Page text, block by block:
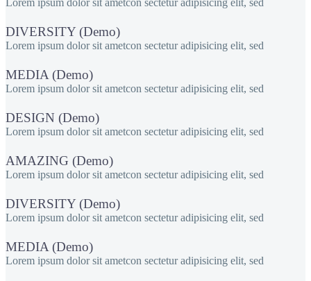
DIVERSITY (Demo)
Lorem ipsum dolor sit ametcon sectetur adipisicing elit, sed
MEDIA (Demo)
Lorem ipsum dolor sit ametcon sectetur adipisicing elit, sed
DESIGN (Demo)
Lorem ipsum dolor sit ametcon sectetur adipisicing elit, sed
AMAZING (Demo)
Lorem ipsum dolor sit ametcon sectetur adipisicing elit, sed
DIVERSITY (Demo)
Lorem ipsum dolor sit ametcon sectetur adipisicing elit, sed
MEDIA (Demo)
Lorem ipsum dolor sit ametcon sectetur adipisicing elit, sed